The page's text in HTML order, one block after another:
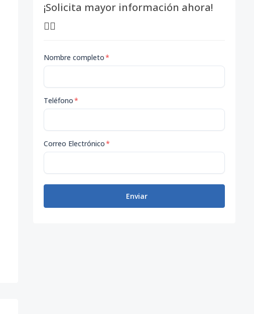
¡Solicita mayor información ahora!
👇🏽
Nombre completo*
Teléfono*
Correo Electrónico*
Enviar